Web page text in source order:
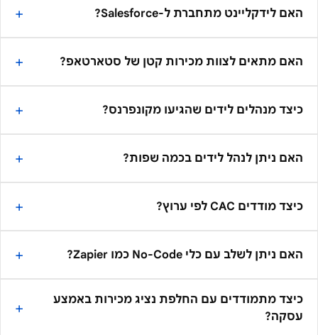
האם לידקליינט מתחברת ל-Salesforce?
האם מתאים לצוות מכירות קטן של סטארטאפ?
כיצד מנהלים לידים שהגיעו מקונפרנס?
האם ניתן לנהל לידים בכמה שפות?
כיצד מודדים CAC לפי ערוץ?
האם ניתן לשלב עם כלי No-Code כמו Zapier?
כיצד מתמודדים עם החלפת נציג מכירות באמצע
עסקה?